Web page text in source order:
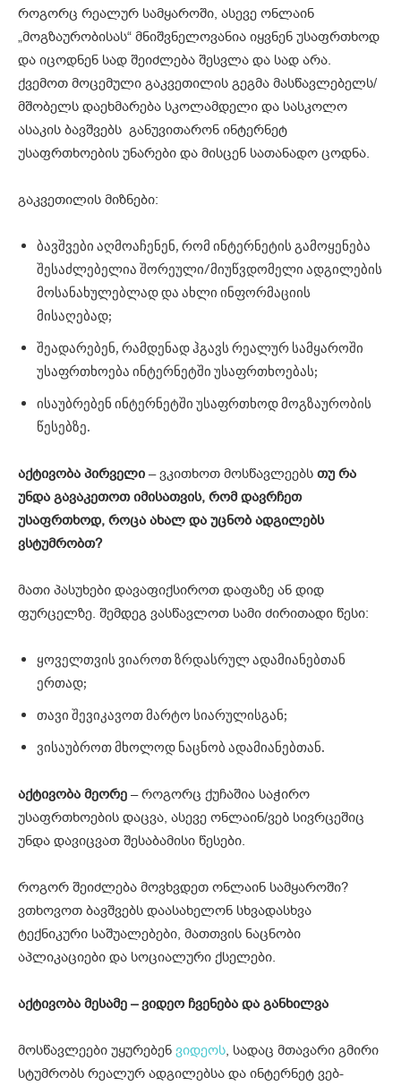
როგორც რეალურ სამყაროში, ასევე ონლაინ
„მოგზაურობისას“ მნიშვნელოვანია იყვნენ უსაფრთხოდ
და იცოდნენ სად შეიძლება შესვლა და სად არა.
ქვემოთ მოცემული გაკვეთილის გეგმა მასწავლებელს/
მშობელს დაეხმარება სკოლამდელი და სასკოლო
ასაკის ბავშვებს განუვითარონ ინტერნეტ
უსაფრთხოების უნარები და მისცენ სათანადო ცოდნა.
გაკვეთილის მიზნები:
ბავშვები აღმოაჩენენ, რომ ინტერნეტის გამოყენება
შესაძლებელია შორეული/მიუწვდომელი ადგილების
მოსანახულებლად და ახლი ინფორმაციის
მისაღებად;
შეადარებენ, რამდენად ჰგავს რეალურ სამყაროში
უსაფრთხოება ინტერნეტში უსაფრთხოებას;
ისაუბრებენ ინტერნეტში უსაფრთხოდ მოგზაურობის
წესებზე.
აქტივობა პირველი – ვკითხოთ მოსწავლეებს თუ რა
უნდა გავაკეთოთ იმისათვის, რომ დავრჩეთ
უსაფრთხოდ, როცა ახალ და უცნობ ადგილებს
ვსტუმრობთ?
მათი პასუხები დავაფიქსიროთ დაფაზე ან დიდ
ფურცელზე. შემდეგ ვასწავლოთ სამი ძირითადი წესი:
ყოველთვის ვიაროთ ზრდასრულ ადამიანებთან
ერთად;
თავი შევიკავოთ მარტო სიარულისგან;
ვისაუბროთ მხოლოდ ნაცნობ ადამიანებთან.
აქტივობა მეორე – როგორც ქუჩაშია საჭირო
უსაფრთხოების დაცვა, ასევე ონლაინ/ვებ სივრცეშიც
უნდა დავიცვათ შესაბამისი წესები.
როგორ შეიძლება მოვხვდეთ ონლაინ სამყაროში?
ვთხოვოთ ბავშვებს დაასახელონ სხვადასხვა
ტექნიკური საშუალებები, მათთვის ნაცნობი
აპლიკაციები და სოციალური ქსელები.
აქტივობა მესამე – ვიდეო ჩვენება და განხილვა
მოსწავლეები უყურებენ ვიდეოს, სადაც მთავარი გმირი
სტუმრობს რეალურ ადგილებსა და ინტერნეტ ვებ-